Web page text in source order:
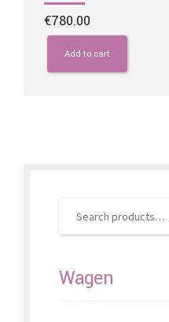
€780.00
Add to cart
Wagen